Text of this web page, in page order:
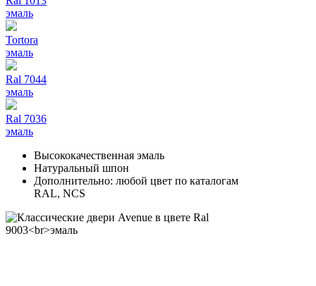
эмаль
Tortora
эмаль
Ral 7044
эмаль
Ral 7036
эмаль
Высококачественная эмаль
Натуральный шпон
Дополнительно: любой цвет по каталогам
RAL, NCS